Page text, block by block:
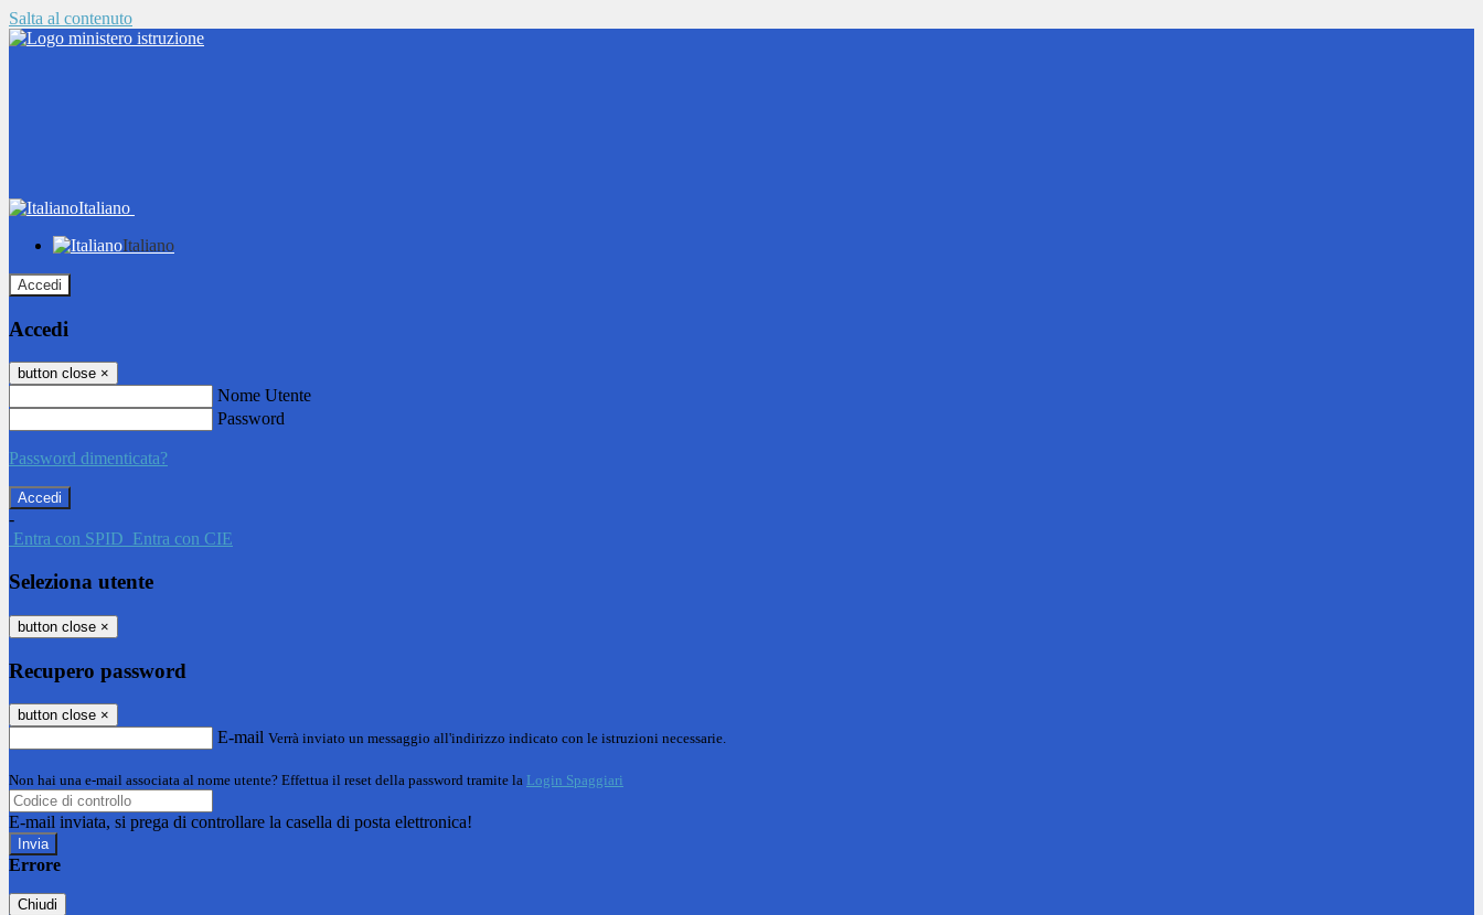
Salta al contenuto
Italiano
Italiano
Accedi
Accedi
button close ×
Nome Utente
Password
Password dimenticata?
-
Entra con SPID Entra con CIE
Seleziona utente
button close ×
Recupero password
button close ×
E-mail Verrà inviato un messaggio all'indirizzo indicato con le istruzioni necessarie.
Non hai una e-mail associata al nome utente? Effettua il reset della password tramite la Login Spaggiari
E-mail inviata, si prega di controllare la casella di posta elettronica!
Errore
Chiudi